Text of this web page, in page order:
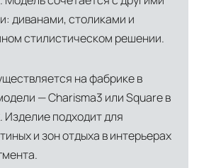
— транспортировка
склада непосредственно к
с соблюдением сроков
выгрузка—
грузчики
с применением
оборудования и техники
— доставка мебели и
диванами, столиками и
стилистическом решении.
на фабрике в
— Charisma3 или Square в
Изделие подходит для
и зон отдыха в интерьерах